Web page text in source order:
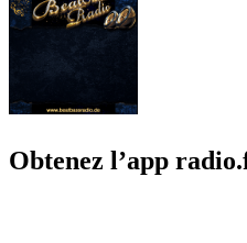
Obtenez l’app